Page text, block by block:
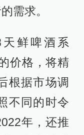
需求。
天鲜啤酒系
价格，将精
根据市场调
不同的时令
年，还推